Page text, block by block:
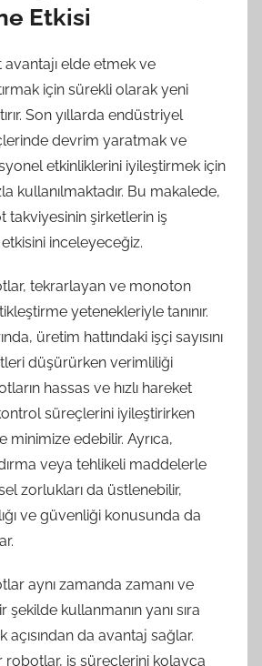
Etkisi
elde etmek ve
için sürekli olarak yeni
Son yıllarda endüstriyel
devrim yaratmak ve
etkinliklerini iyileştirmek için
kullanılmaktadır. Bu makalede,
takviyesinin şirketlerin iş
inceleyeceğiz.
tekrarlayan ve monoton
yetenekleriyle tanınır.
üretim hattındaki işçi sayısını
düşürürken verimliliği
hassas ve hızlı hareket
süreçlerini iyileştirirken
minimize edebilir. Ayrıca,
veya tehlikeli maddelerle
zorlukları da üstlenebilir,
ve güvenliği konusunda da
aynı zamanda zamanı ve
kullanmanın yanı sıra
açısından da avantaj sağlar.
robotlar, iş süreçlerini kolayca